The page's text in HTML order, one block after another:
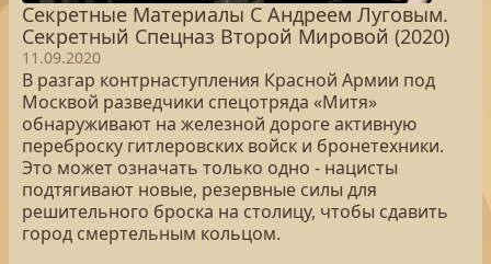
Секретные Материалы С Андреем Луговым.
Секретный Спецназ Второй Мировой (2020)
11.09.2020
В разгар контрнаступления Красной Армии под
Москвой разведчики спецотряда «Митя»
обнаруживают на железной дороге активную
переброску гитлеровских войск и бронетехники.
Это может означать только одно - нацисты
подтягивают новые, резервные силы для
решительного броска на столицу, чтобы сдавить
город смертельным кольцом.